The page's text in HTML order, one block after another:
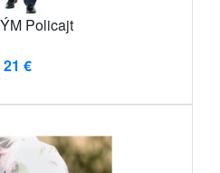
Policajt
21 €